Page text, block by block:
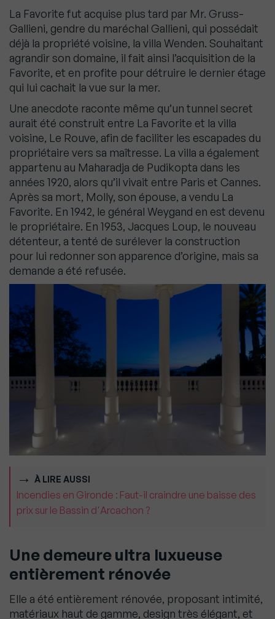
La Favorite fut acquise plus tard par Mr. Gruss-
Gallieni, gendre du maréchal Gallieni, qui possédait
déjà la propriété voisine, la villa Wenden. Souhaitant
agrandir son domaine, il fait ainsi l’acquisition de la
Favorite, et en profite pour détruire le dernier étage
qui lui cachait la vue sur la mer.
Une anecdote raconte même qu’un tunnel secret
aurait été construit entre La Favorite et la villa
voisine, Le Rouve, afin de faciliter les escapades du
propriétaire vers sa maîtresse. La villa a également
appartenu au Maharadja de Pudikopta dans les
années 1920, alors qu’il vivait entre Paris et Cannes.
Après sa mort, Molly, son épouse, a vendu La
Favorite. En 1942, le général Weygand en est devenu
le propriétaire. En 1953, Jacques Loup, le nouveau
détenteur, a tenté de surélever la construction
pour lui redonner son apparence d’origine, mais sa
demande a été refusée.
À LIRE AUSSI
Incendies en Gironde : Faut-il craindre une baisse des
prix sur le Bassin d'Arcachon ?
Une demeure ultra luxueuse
entièrement rénovée
Elle a été entièrement rénovée, proposant intimité,
matériaux haut de gamme, design très élégant, et